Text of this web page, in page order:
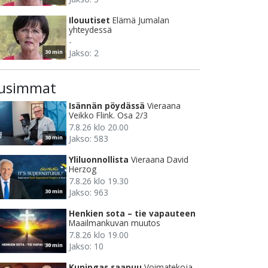
30 min
Ilouutiset Elämä Jumalan
yhteydessä
-
Jakso: 2
30 min
Isännän pöydässä Vieraana
Veikko Flink. Osa 2/3
7.8.26 klo 20.00
Jakso: 583
30 min
Yliluonnollista Vieraana David
Herzog
7.8.26 klo 19.30
Jakso: 963
30 min
Henkien sota – tie vapauteen
Maailmankuvan muutos
7.8.26 klo 19.00
Jakso: 10